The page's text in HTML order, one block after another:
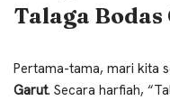
Talaga
Pertama-tama, mari kita
Garut. Secara harfiah,